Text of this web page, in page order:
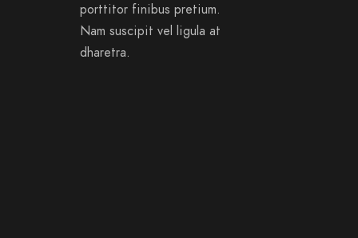
porttitor finibus pretium.
Nam suscipit vel ligula at
dharetra.